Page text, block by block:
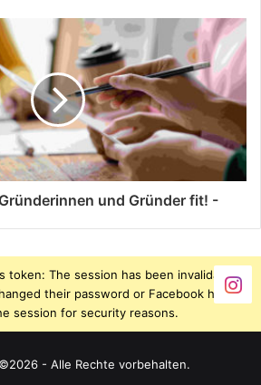
und Gründer fit! -
token: The session has been invalidated
their password or Facebook has
session for security reasons.
- Alle Rechte vorbehalten.